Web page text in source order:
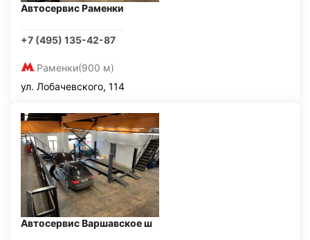
Автосервис Раменки
+7 (495) 135-42-87
Раменки(900 м)
ул. Лобачевского, 114
Автосервис Варшавское ш